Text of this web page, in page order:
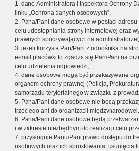
1. dane Administratora i Inspektora Ochrony
linku „Ochrona danych osobowych”,
2. Pana/Pani dane osobowe w postaci adresu
celu udostępniania strony internetowej oraz
prawnych spoczywających na
3. jeżeli korzysta Pan/Pani z odnośnika na
e-mail placówki to zgadza się Pan/Pani na
celu udzielenia odpowiedzi,
4. dane osobowe mogą być przekazywane
organom ochrony prawnej (Policja,
samorządu terytorialnego w związku z
5. Pana/Pani dane osobowe nie będą
trzeciego ani do organizacji międzynarodowej,
6. Pana/Pani dane osobowe będą
i w zakresie niezbędnym do realizacji celu
7. przysługuje Panu/Pani prawo dostępu do
osobowych oraz ich sprostowania, usunięcia